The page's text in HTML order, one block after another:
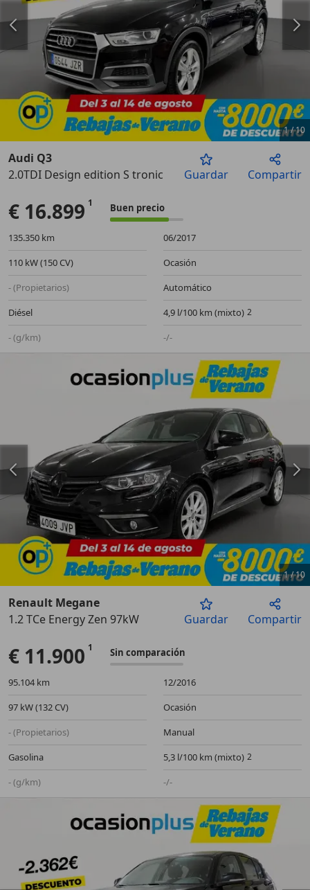
Anterior
1/10
Audi Q3
2.0TDI Design edition S tronic 110kWGuardar Compartir
€ 16.899 Buen precio
135.350 km
06/2017
110 kW (150 CV)
Ocasión
- (Propietarios)
Automático
Diésel
4,9 l/100 km (mixto)
- (g/km)
-/-
Anterior
1/10
Renault Megane
1.2 TCe Energy Zen 97kW
Guardar Compartir
€ 11.900 Sin comparación
95.104 km
12/2016
97 kW (132 CV)
Ocasión
- (Propietarios)
Manual
Gasolina
5,3 l/100 km (mixto)
- (g/km)
-/-